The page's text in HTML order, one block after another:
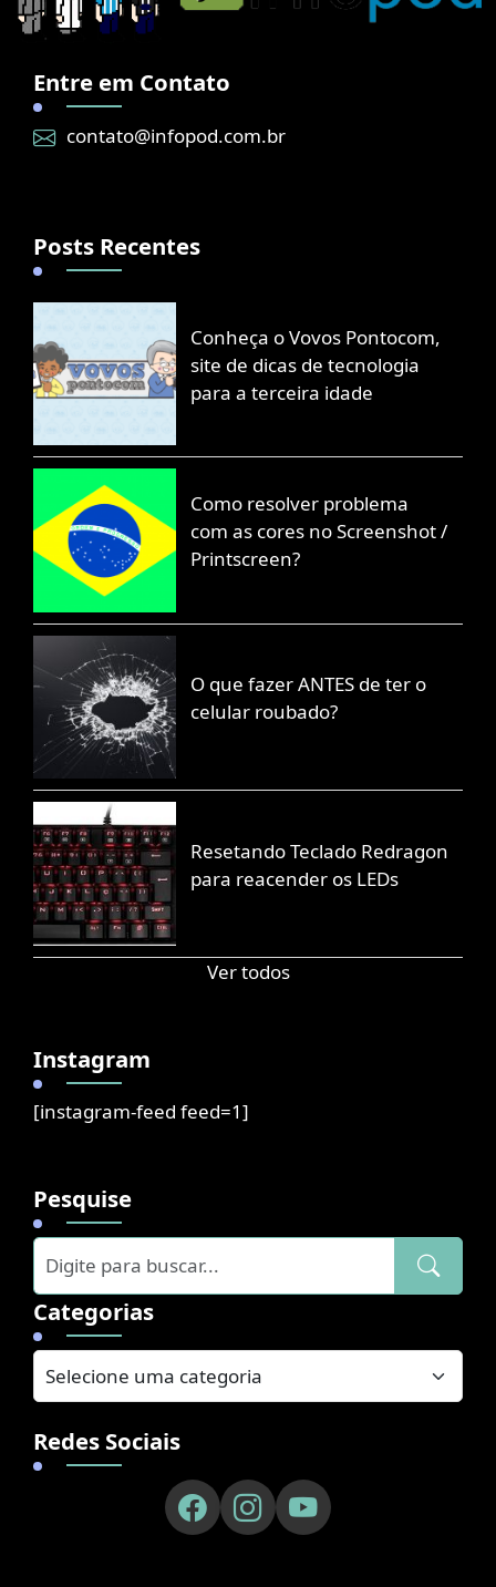
Entre em Contato
contato@infopod.com.br
Posts Recentes
Conheça o Vovos Pontocom,
site de dicas de tecnologia
para a terceira idade
Como resolver problema
com as cores no Screenshot /
Printscreen?
O que fazer ANTES de ter o
celular roubado?
Resetando Teclado Redragon
para reacender os LEDs
Ver todos
Instagram
[instagram-feed feed=1]
Pesquise
Categorias
Redes Sociais